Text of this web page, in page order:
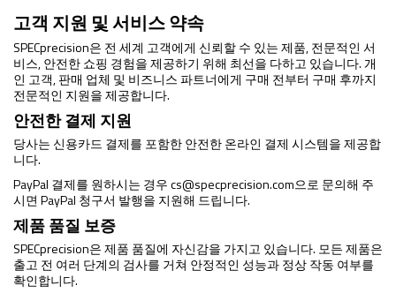
고객 지원 및 서비스 약속
SPECprecision은 전 세계 고객에게 신뢰할 수 있는 제품, 전문적인 서
비스, 안전한 쇼핑 경험을 제공하기 위해 최선을 다하고 있습니다. 개
인 고객, 판매 업체 및 비즈니스 파트너에게 구매 전부터 구매 후까지
전문적인 지원을 제공합니다.
안전한 결제 지원
당사는 신용카드 결제를 포함한 안전한 온라인 결제 시스템을 제공합
니다.
PayPal 결제를 원하시는 경우cs@specprecision.com으로 문의해 주
시면 PayPal 청구서 발행을 지원해 드립니다.
제품 품질 보증
SPECprecision은 제품 품질에 자신감을 가지고 있습니다. 모든 제품은
출고 전 여러 단계의 검사를 거쳐 안정적인 성능과 정상 작동 여부를
확인합니다.